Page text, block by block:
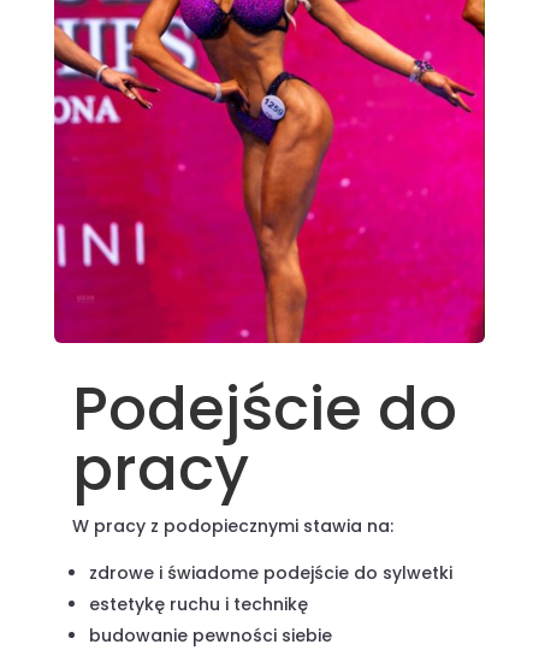
Podejście do
pracy
W pracy z podopiecznymi stawia na:
zdrowe i świadome podejście do sylwetki
estetykę ruchu i technikę
budowanie pewności siebie